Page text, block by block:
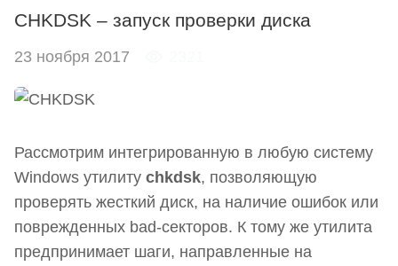
CHKDSK – запуск проверки диска
23 ноября 2017
Рассмотрим интегрированную в любую систему
Windows утилиту chkdsk, позволяющую
проверять жесткий диск, на наличие ошибок или
поврежденных bad-секторов. К тому же утилита
предпринимает шаги, направленные на